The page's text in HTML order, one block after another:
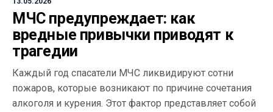
МЧС предупреждает: как
вредные привычки приводят к
трагедии
Каждый год спасатели МЧС ликвидируют сотни
пожаров, которые возникают по причине сочетания
алкоголя и курения. Этот фактор представляет собой